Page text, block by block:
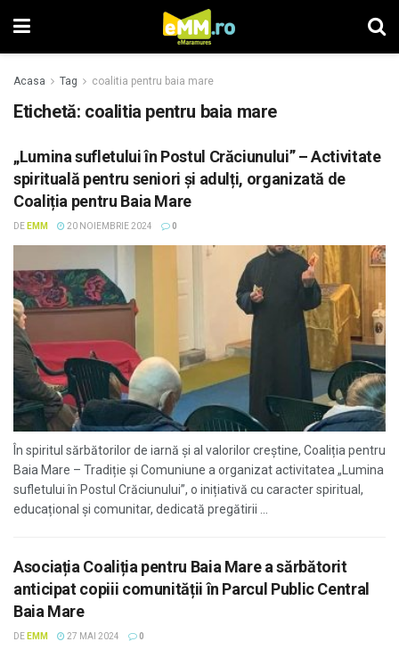
Acasa Tag coalitia pentru baia mare
Etichetă: coalitia pentru baia mare
„Lumina sufletului în Postul Crăciunului” – Activitate
spirituală pentru seniori și adulți, organizată de
Coaliția pentru Baia Mare
DE EMM 20 NOIEMBRIE 2024 0
În spiritul sărbătorilor de iarnă și al valorilor creștine, Coaliția pentru
Baia Mare – Tradiție și Comuniune a organizat activitatea „Lumina
sufletului în Postul Crăciunului”, o inițiativă cu caracter spiritual,
educațional și comunitar, dedicată pregătirii ...
Asociația Coaliția pentru Baia Mare a sărbătorit
anticipat copiii comunității în Parcul Public Central
Baia Mare
DE EMM 27 MAI 2024 0